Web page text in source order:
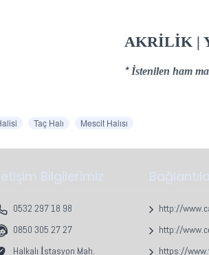
AKRİLİK |
* İstenilen ham
Taç Halı Mescit Halısı
Bilgilerimiz
0532 297 18 98
0850 305 27 27
Halkalı İstasyon Mah.
http://
http://
https://